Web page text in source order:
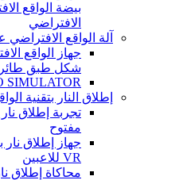
بيضة الواقع
الافتراضي
آلة الواقع
شكل طبق طائر
SIMULATOR
إطلاق النار بتقنية
تجربة إطلاق
مفتوح
VR للاعبين
محاكاة إطلاق